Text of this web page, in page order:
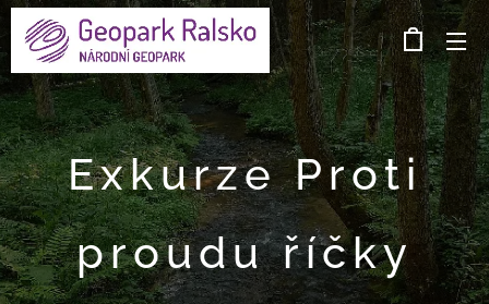
Exkurze Proti
proudu říčky